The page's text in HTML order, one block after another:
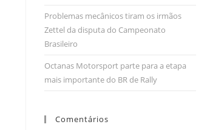
Problemas mecânicos tiram os irmãos
Zettel da disputa do Campeonato
Brasileiro
Octanas Motorsport parte para a etapa
mais importante do BR de Rally
Comentários